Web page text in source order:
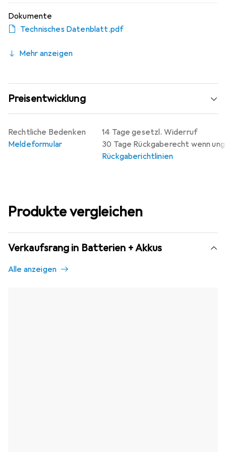
Dokumente
Technisches Datenblatt.pdf
Mehr anzeigen
Preisentwicklung
14 Tage gesetzl. Widerruf
30 Tage Rückgaberecht wenn
Rückgaberichtlinien
Rechtliche Bedenken
Meldeformular
Produkte vergleichen
Verkaufsrang in Batterien + Akkus
Alle anzeigen